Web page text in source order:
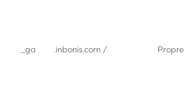
_ga .inbonis.com / Propre